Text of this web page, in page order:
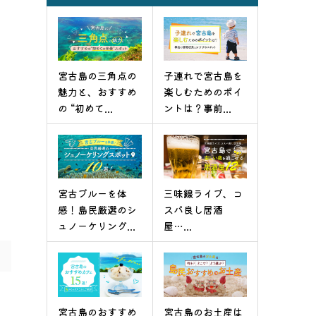
宮古島の三角点の
魅力と、おすすめ
の “初めて...
子連れで宮古島を
楽しむためのポイ
ントは？事前...
宮古ブルーを体
感！島民厳選のシ
ュノーケリング...
三味線ライブ、コ
スパ良し居酒
屋…...
宮古島のおすすめ
宮古島のお土産は